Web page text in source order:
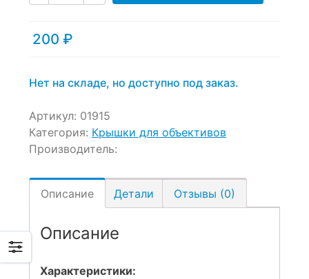
200 ₽
Нет на складе, но доступно под заказ.
Артикул: 01915
Категория: Крышки для объективов
Производитель:
Описание Детали Отзывы (0)
Описание
Характеристики: